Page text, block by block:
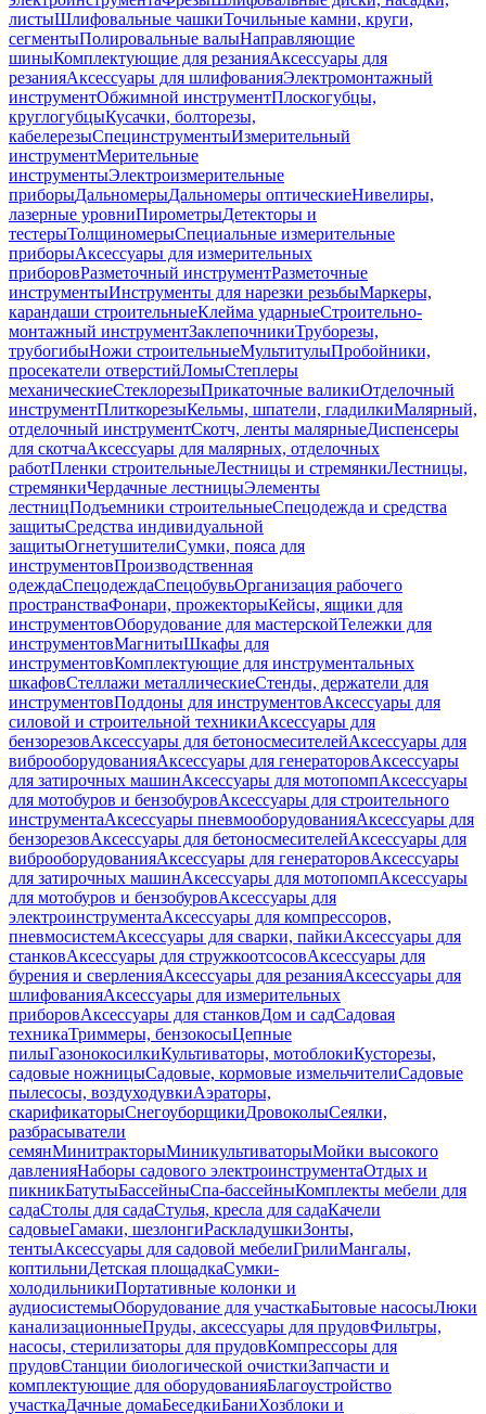
листыШлифовальные чашкиТочильные камни, круги,
сегментыПолировальные валыНаправляющие
шиныКомплектующие для резанияАксессуары для
резанияАксессуары для шлифованияЭлектромонтажный
инструментОбжимной инструментПлоскогубцы,
круглогубцыКусачки, болторезы,
кабелерезыСпецинструментыИзмерительный
инструментМерительные
инструментыЭлектроизмерительные
приборыДальномерыДальномеры оптическиеНивелиры,
лазерные уровниПирометрыДетекторы и
тестерыТолщиномерыСпециальные измерительные
приборыАксессуары для измерительных
приборовРазметочный инструментРазметочные
инструментыИнструменты для нарезки резьбыМаркеры,
карандаши строительныеКлейма ударныеСтроительно-
монтажный инструментЗаклепочникиТруборезы,
трубогибыНожи строительныеМультитулыПробойники,
просекатели отверстийЛомыСтеплеры
механическиеСтеклорезыПрикаточные валикиОтделочный
инструментПлиткорезыКельмы, шпатели, гладилкиМалярный,
отделочный инструментСкотч, ленты малярныеДиспенсеры
для скотчаАксессуары для малярных, отделочных
работПленки строительныеЛестницы и стремянкиЛестницы,
стремянкиЧердачные лестницыЭлементы
лестницПодъемники строительныеСпецодежда и средства
защитыСредства индивидуальной
защитыОгнетушителиСумки, пояса для
инструментовПроизводственная
одеждаСпецодеждаСпецобувьОрганизация рабочего
пространстваФонари, прожекторыКейсы, ящики для
инструментовОборудование для мастерскойТележки для
инструментовМагнитыШкафы для
инструментовКомплектующие для инструментальных
шкафовСтеллажи металлическиеСтенды, держатели для
инструментовПоддоны для инструментовАксессуары для
силовой и строительной техникиАксессуары для
бензорезовАксессуары для бетоносмесителейАксессуары для
виброоборудованияАксессуары для генераторовАксессуары
для затирочных машинАксессуары для мотопомпАксессуары
для мотобуров и бензобуровАксессуары для строительного
инструментаАксессуары пневмооборудованияАксессуары для
бензорезовАксессуары для бетоносмесителейАксессуары для
виброоборудованияАксессуары для генераторовАксессуары
для затирочных машинАксессуары для мотопомпАксессуары
для мотобуров и бензобуровАксессуары для
электроинструментаАксессуары для компрессоров,
пневмосистемАксессуары для сварки, пайкиАксессуары для
станковАксессуары для стружкоотсосовАксессуары для
бурения и сверленияАксессуары для резанияАксессуары для
шлифованияАксессуары для измерительных
приборовАксессуары для станковДом и садСадовая
техникаТриммеры, бензокосыЦепные
пилыГазонокосилкиКультиваторы, мотоблокиКусторезы,
садовые ножницыСадовые, кормовые измельчителиСадовые
пылесосы, воздуходувкиАэраторы,
скарификаторыСнегоуборщикиДровоколыСеялки,
разбрасыватели
семянМинитракторыМиникультиваторыМойки высокого
давленияНаборы садового электроинструментаОтдых и
пикникБатутыБассейныСпа-бассейныКомплекты мебели для
садаСтолы для садаСтулья, кресла для садаКачели
садовыеГамаки, шезлонгиРаскладушкиЗонты,
тентыАксессуары для садовой мебелиГрилиМангалы,
коптильниДетская площадкаСумки-
холодильникиПортативные колонки и
аудиосистемыОборудование для участкаБытовые насосыЛюки
канализационныеПруды, аксессуары для прудовФильтры,
насосы, стерилизаторы для прудовКомпрессоры для
прудовСтанции биологической очисткиЗапчасти и
комплектующие для оборудованияБлагоустройство
участкаДачные домаБеседкиБаниХозблоки и